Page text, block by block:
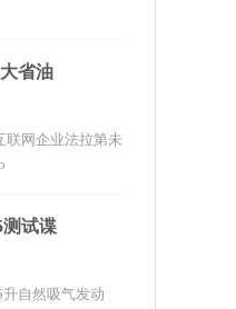
省油
网企业法拉第未
试谍
自然吸气发动